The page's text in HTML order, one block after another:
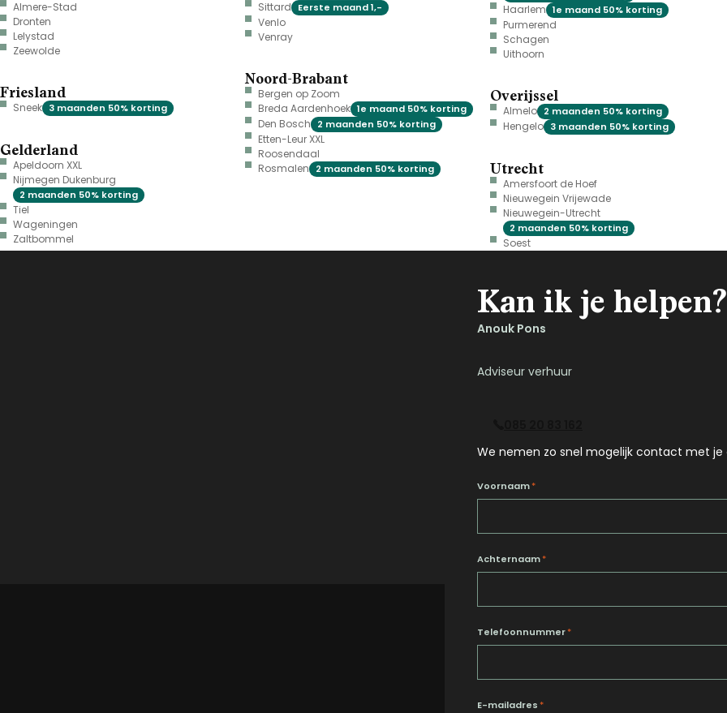
Almere-Stad
Dronten
Lelystad
Zeewolde
Friesland
Sneek 3 maanden 50% korting
Gelderland
Apeldoorn XXL
Nijmegen Dukenburg
2 maanden 50% korting
Tiel
Wageningen
Zaltbommel
Sittard Eerste maand 1,-
Venlo
Venray
Noord-Brabant
Bergen op Zoom
Breda Aardenhoek 1e maand 50% korting
Den Bosch 2 maanden 50% korting
Etten-Leur XXL
Roosendaal
Rosmalen
2 maanden 50% korting
Haarlem 1e maand 50% korting
Purmerend
Schagen
Uithoorn
Overijssel
Almelo 2 maanden 50% korting
Hengelo 3 maanden 50% korting
Utrecht
Amersfoort de Hoef
Nieuwegein Vrijewade
Nieuwegein-Utrecht
2 maanden 50% korting
Soest
Kan ik je helpen?
Anouk Pons
Adviseur verhuur
We nemen zo snel mogelijk contact met je
Voornaam*
Achternaam*
Telefoonnummer*
E-mailadres *